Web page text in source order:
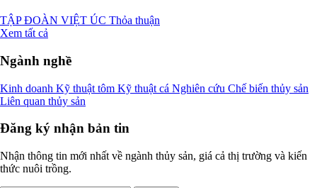
TẬP ĐOÀN VIỆT ÚC Thỏa thuận
Xem tất cả
Ngành nghề
Kinh doanh Kỹ thuật tôm Kỹ thuật cá Nghiên cứu Chế biến thủy sản
Liên quan thủy sản
Đăng ký nhận bản tin
Nhận thông tin mới nhất về ngành thủy sản, giá cả thị trường và kiến
thức nuôi trồng.